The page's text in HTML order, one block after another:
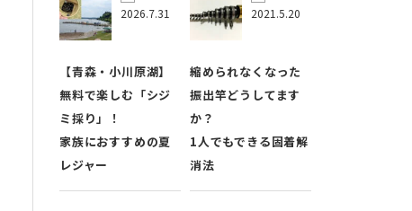
2026.7.31
【青森・小川原湖】
無料で楽しむ「シジ
ミ採り」！
家族におすすめの夏
レジャー
2021.5.20
縮められなくなった
振出竿どうしてます
か？
1人でもできる固着解
消法